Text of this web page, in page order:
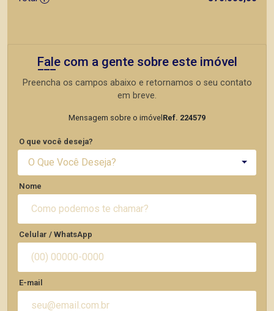
Fale com a gente sobre este imóvel
Preencha os campos abaixo e retornamos o seu contato
em breve.
Mensagem sobre o imóvel Ref. 224579
O que você deseja?
O Que Você Deseja?
Nome
Celular / WhatsApp
E-mail